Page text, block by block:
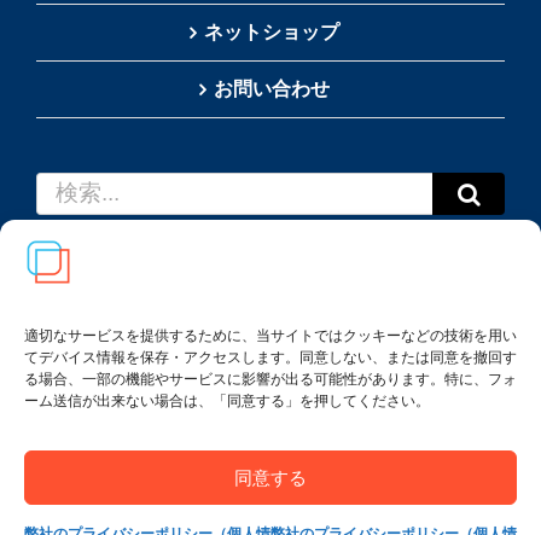
適切なサービスを提供するために、当サイトではクッキーなどの技術を用い
てデバイス情報を保存・アクセスします。同意しない、または同意を撤回す
る場合、一部の機能やサービスに影響が出る可能性があります。特に、フォ
ーム送信が出来ない場合は、「同意する」を押してください。
同意する
ネットショップ
お問い合わせ
索
…
Copyright(c) 2002-2026Thai SRS Guide Center. All
rights reserved.
ポリシー